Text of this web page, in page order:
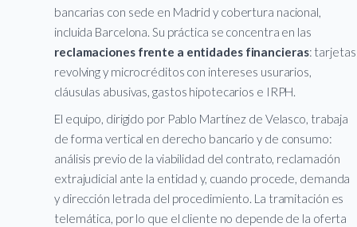
bancarias con sede en Madrid y cobertura nacional,
incluida Barcelona. Su práctica se concentra en las
reclamaciones frente a entidades financieras: tarjetas
revolving y microcréditos con intereses usurarios,
cláusulas abusivas, gastos hipotecarios e IRPH.
El equipo, dirigido por Pablo Martínez de Velasco, trabaja
de forma vertical en derecho bancario y de consumo:
análisis previo de la viabilidad del contrato, reclamación
extrajudicial ante la entidad y, cuando procede, demanda
y dirección letrada del procedimiento. La tramitación es
telemática, por lo que el cliente no depende de la oferta